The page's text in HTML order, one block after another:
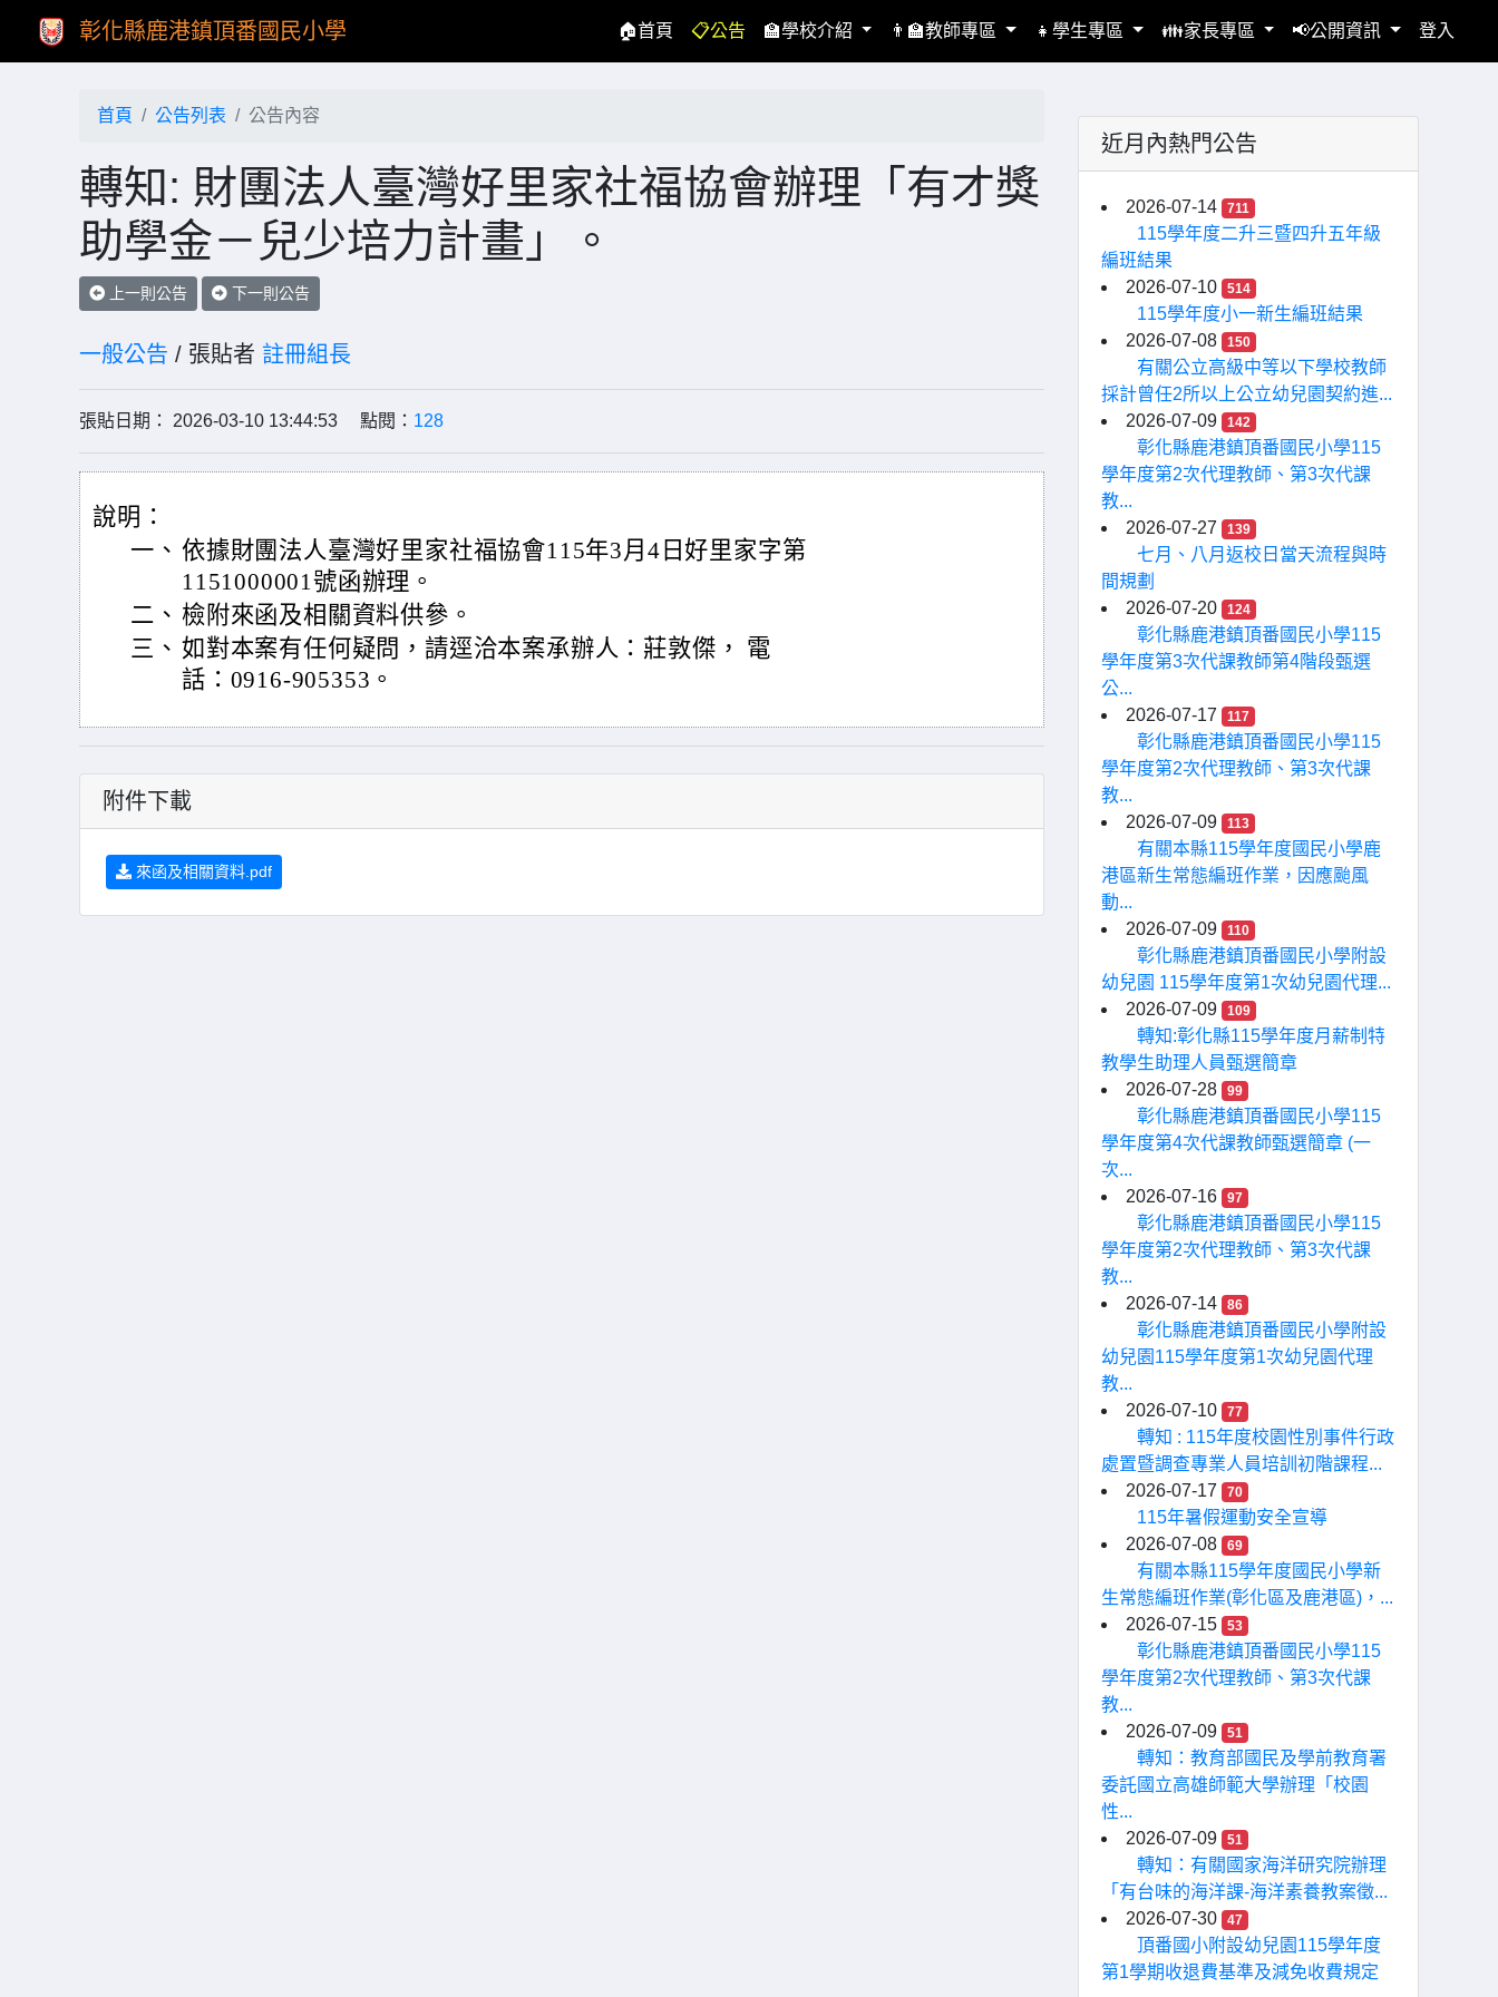
彰化縣鹿港鎮頂番國民小學 🏠首頁(current)
📋公告 🏫學校介紹 👨‍🏫教師專區 👧學生專區 👪家長專區 📢公開資訊 登入
首頁 公告列表 公告內容
轉知: 財團法人臺灣好里家社福協會辦理「有才獎
助學金－兒少培力計畫」。
上一則公告 下一則公告
一般公告 / 張貼者 註冊組長
張貼日期： 2026-03-10 13:44:53 點閱： 128
說明：
一、 依據財團法人臺灣好里家社福協會115年3月4日好里家字第
1151000001號函辦理。
二、 檢附來函及相關資料供參。
三、 如對本案有任何疑問，請逕洽本案承辦人：莊敦傑， 電
話：0916-905353。
附件下載
來函及相關資料.pdf
近月內熱門公告
2026-07-14 711
115學年度二升三暨四升五年級
編班結果
2026-07-10
514
115學年度小一新生編班結果
2026-07-08
150
有關公立高級中等以下學校教師
採計曾任2所以上公立幼兒園契約進...
2026-07-09
142
彰化縣鹿港鎮頂番國民小學115
學年度第2次代理教師、第3次代課
教...
2026-07-27
139
七月、八月返校日當天流程與時
間規劃
2026-07-20
124
彰化縣鹿港鎮頂番國民小學115
學年度第3次代課教師第4階段甄選
公...
2026-07-17
117
彰化縣鹿港鎮頂番國民小學115
學年度第2次代理教師、第3次代課
教...
2026-07-09
113
有關本縣115學年度國民小學鹿
港區新生常態編班作業，因應颱風
動...
2026-07-09
110
彰化縣鹿港鎮頂番國民小學附設
幼兒園 115學年度第1次幼兒園代理...
2026-07-09
109
轉知:彰化縣115學年度月薪制特
教學生助理人員甄選簡章
2026-07-28
99
彰化縣鹿港鎮頂番國民小學115
學年度第4次代課教師甄選簡章 (一
次...
2026-07-16
97
彰化縣鹿港鎮頂番國民小學115
學年度第2次代理教師、第3次代課
教...
2026-07-14
86
彰化縣鹿港鎮頂番國民小學附設
幼兒園115學年度第1次幼兒園代理
教...
2026-07-10
77
轉知 : 115年度校園性別事件行政
處置暨調查專業人員培訓初階課程...
2026-07-17
70
115年暑假運動安全宣導
2026-07-08
69
有關本縣115學年度國民小學新
生常態編班作業(彰化區及鹿港區)，...
2026-07-15
53
彰化縣鹿港鎮頂番國民小學115
學年度第2次代理教師、第3次代課
教...
2026-07-09
51
轉知：教育部國民及學前教育署
委託國立高雄師範大學辦理「校園
性...
2026-07-09
51
轉知：有關國家海洋研究院辦理
「有台味的海洋課-海洋素養教案徵...
2026-07-30
47
頂番國小附設幼兒園115學年度
第1學期收退費基準及減免收費規定